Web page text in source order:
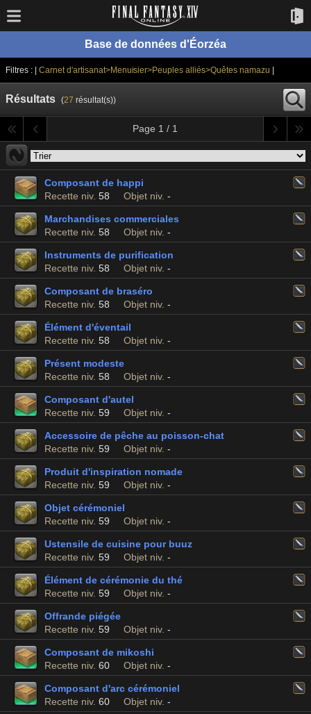
Base de données d'Éorzéa
Filtres : | Carnet d'artisanat>Menuisier>Peuples alliés>Quêtes namazu
Résultats (27 résultat(s))
Page 1 / 1
Composant de happi
Recette niv. 58 Objet niv. -
Marchandises commerciales
Recette niv. 58 Objet niv. -
Instruments de purification
Recette niv. 58 Objet niv. -
Composant de braséro
Recette niv. 58 Objet niv. -
Élément d'éventail
Recette niv. 58 Objet niv. -
Présent modeste
Recette niv. 58 Objet niv. -
Composant d'autel
Recette niv. 59 Objet niv. -
Accessoire de pêche au poisson-chat
Recette niv. 59 Objet niv. -
Produit d'inspiration nomade
Recette niv. 59 Objet niv. -
Objet cérémoniel
Recette niv. 59 Objet niv. -
Ustensile de cuisine pour buuz
Recette niv. 59 Objet niv. -
Élément de cérémonie du thé
Recette niv. 59 Objet niv. -
Offrande piégée
Recette niv. 59 Objet niv. -
Composant de mikoshi
Recette niv. 60 Objet niv. -
Composant d'arc cérémoniel
Recette niv. 60 Objet niv. -